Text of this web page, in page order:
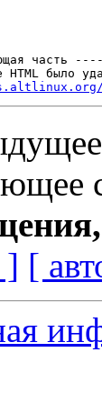
часть
HTML было
] [